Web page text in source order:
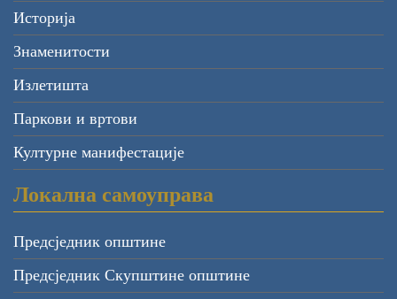
Историја
Знаменитости
Излетишта
Паркови и вртови
Културне манифестације
Локална самоуправа
Предсједник општине
Предсједник Скупштине општине